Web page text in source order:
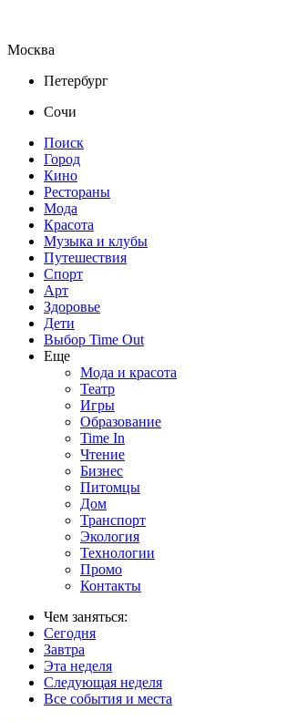
Москва
Петербург
Сочи
Поиск
Город
Кино
Рестораны
Мода
Красота
Музыка и клубы
Путешествия
Спорт
Арт
Здоровье
Дети
Выбор Time Out
Еще
Мода и красота
Театр
Игры
Образование
Time In
Чтение
Бизнес
Питомцы
Дом
Транспорт
Экология
Технологии
Промо
Контакты
Чем заняться:
Сегодня
Завтра
Эта неделя
Следующая неделя
Все события и места